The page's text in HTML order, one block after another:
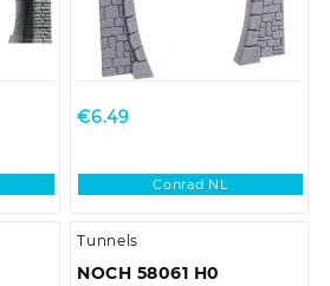
€6.49
Conrad NL
Tunnels
NOCH 58061 H0